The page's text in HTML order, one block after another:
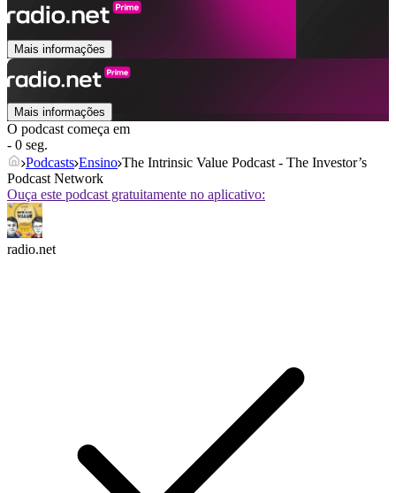
Mais informações
Mais informações
O podcast começa em
- 0 seg.
Podcasts Ensino The Intrinsic Value Podcast - The Investor’s
Podcast Network
Ouça este podcast gratuitamente no aplicativo:
radio.net